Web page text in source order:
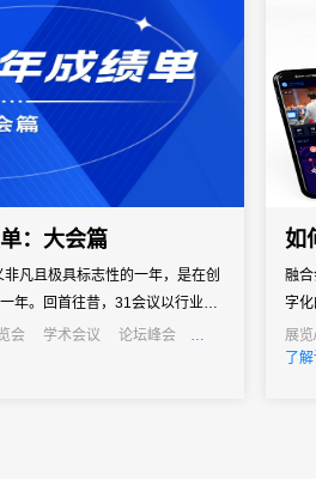
：大会篇
凡且极具标志性的一年，是在创
年。回首往昔，31会议以行业领
备与运营之中。无论是国际交流
商、行业交流合作还是学术成果
会 学术会议
论坛峰会
如
融
字
商
场
展
了